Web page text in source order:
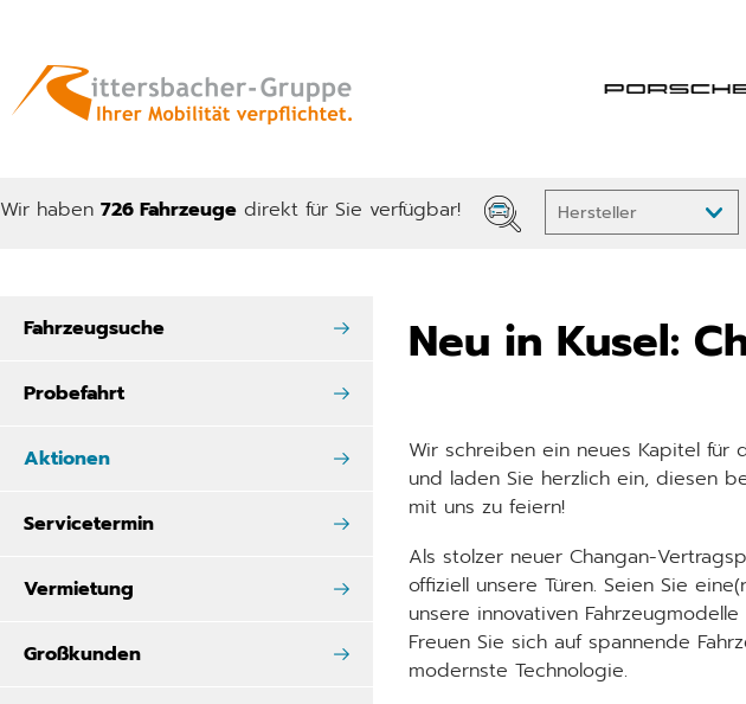
Wir haben 726 Fahrzeuge direkt für Sie verfügbar!
Fahrzeugsuche
Probefahrt
Aktionen
Servicetermin
Vermietung
Großkunden
Neu in Kusel:
Wir schreiben ein neues Kapitel für
und laden Sie herzlich ein, diesen
mit uns zu feiern!
Als stolzer neuer Changan-
offiziell unsere Türen. Seien Sie
unsere innovativen
Freuen Sie sich auf spannende
modernste Technologie.